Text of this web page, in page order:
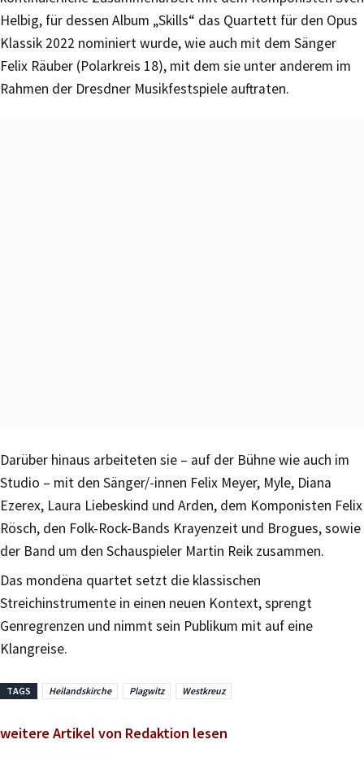
Helbig, für dessen Album „Skills“ das Quartett für den Opus
Klassik 2022 nominiert wurde, wie auch mit dem Sänger
Felix Räuber (Polarkreis 18), mit dem sie unter anderem im
Rahmen der Dresdner Musikfestspiele auftraten.
Darüber hinaus arbeiteten sie – auf der Bühne wie auch im
Studio – mit den Sänger/-innen Felix Meyer, Myle, Diana
Ezerex, Laura Liebeskind und Arden, dem Komponisten Felix
Rösch, den Folk-Rock-Bands Krayenzeit und Brogues, sowie
der Band um den Schauspieler Martin Reik zusammen.
Das mondëna quartet setzt die klassischen
Streichinstrumente in einen neuen Kontext, sprengt
Genregrenzen und nimmt sein Publikum mit auf eine
Klangreise.
TAGS Heilandskirche Plagwitz Westkreuz
weitere Artikel von Redaktion lesen